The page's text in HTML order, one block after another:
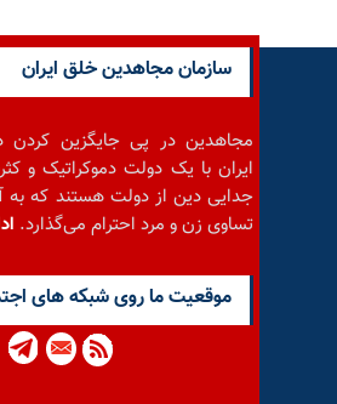
سازمان مجاهدین خلق ایران
مجاهدین در پی جایگزین کردن
ایران با یک دولت دموکراتیک و
جدایی دین از دولت هستند که به
تساوی زن و مرد احترام می‌گذارد.
موقعيت ما روى شبكه هاى